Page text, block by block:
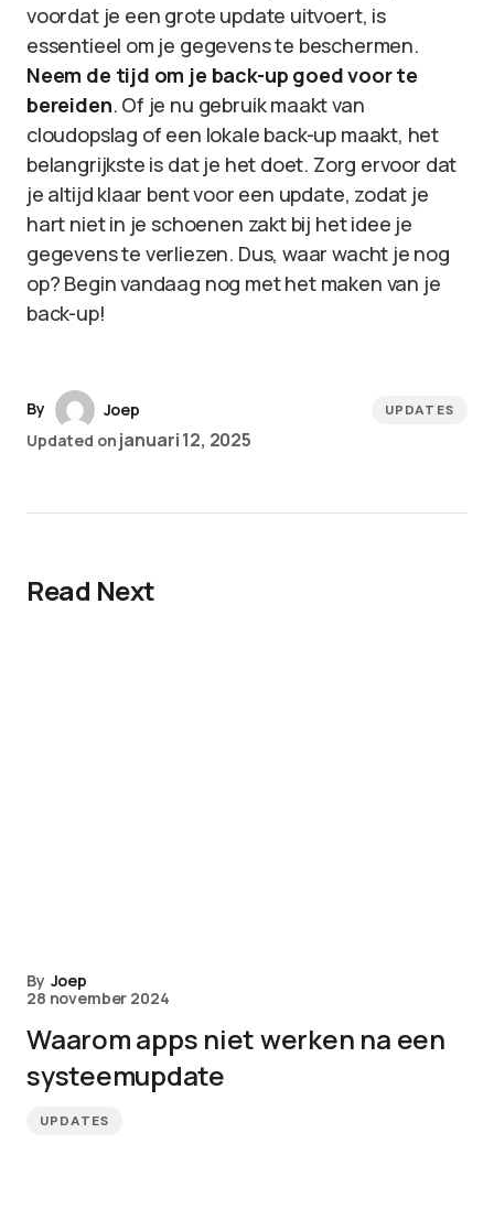
voordat je een grote update uitvoert, is
essentieel om je gegevens te beschermen.
Neem de tijd om je back-up goed voor te
bereiden. Of je nu gebruik maakt van
cloudopslag of een lokale back-up maakt, het
belangrijkste is dat je het doet. Zorg ervoor dat
je altijd klaar bent voor een update, zodat je
hart niet in je schoenen zakt bij het idee je
gegevens te verliezen. Dus, waar wacht je nog
op? Begin vandaag nog met het maken van je
back-up!
By
Joep
Updated on januari 12, 2025
UPDATES
Read Next
By Joep
28 november 2024
Waarom apps niet werken na een
systeemupdate
UPDATES